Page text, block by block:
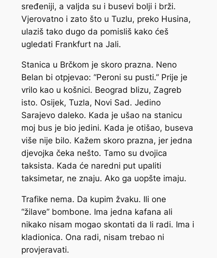
sređeniji, a valjda su i busevi bolji i brži.
Vjerovatno i zato što u Tuzlu, preko Husina,
ulaziš tako dugo da pomisliš kako ćeš
ugledati Frankfurt na Jali.
Stanica u Brčkom je skoro prazna. Neno
Belan bi otpjevao: “Peroni su pusti.” Prije je
vrilo kao u košnici. Beograd blizu, Zagreb
isto. Osijek, Tuzla, Novi Sad. Jedino
Sarajevo daleko. Kada je ušao na stanicu
moj bus je bio jedini. Kada je otišao, buseva
više nije bilo. Kažem skoro prazna, jer jedna
djevojka čeka nešto. Tamo su dvojica
taksista. Kada će naredni put upaliti
taksimetar, ne znaju. Ako ga uopšte imaju.
Trafike nema. Da kupim žvaku. Ili one
“žilave” bombone. Ima jedna kafana ali
nikako nisam mogao skontati da li radi. Ima i
kladionica. Ona radi, nisam trebao ni
provjeravati.